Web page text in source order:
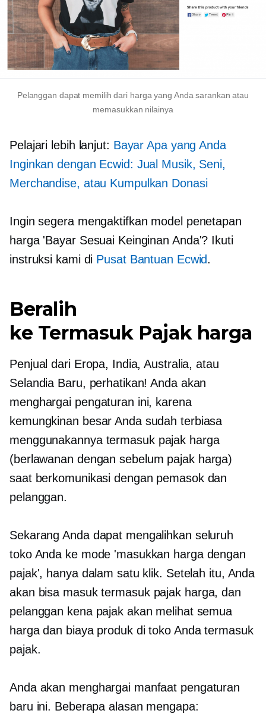
Pelanggan dapat memilih dari harga yang Anda sarankan atau
memasukkan nilainya
Pelajari lebih lanjut: Bayar Apa yang Anda
Inginkan dengan Ecwid: Jual Musik, Seni,
Merchandise, atau Kumpulkan Donasi
Ingin segera mengaktifkan model penetapan
harga 'Bayar Sesuai Keinginan Anda'? Ikuti
instruksi kami di Pusat Bantuan Ecwid.
Beralih
ke Termasuk Pajakharga
Penjual dari Eropa, India, Australia, atau
Selandia Baru, perhatikan! Anda akan
menghargai pengaturan ini, karena
kemungkinan besar Anda sudah terbiasa
menggunakannya termasuk pajak harga
(berlawanan dengansebelum pajakharga)
saat berkomunikasi dengan pemasok dan
pelanggan.
Sekarang Anda dapat mengalihkan seluruh
toko Anda ke mode 'masukkan harga dengan
pajak', hanya dalam satu klik. Setelah itu, Anda
akan bisa masuktermasuk pajak harga, dan
pelanggan kena pajak akan melihat semua
harga dan biaya produk di toko Anda termasuk
pajak.
Anda akan menghargai manfaat pengaturan
baru ini. Beberapa alasan mengapa: